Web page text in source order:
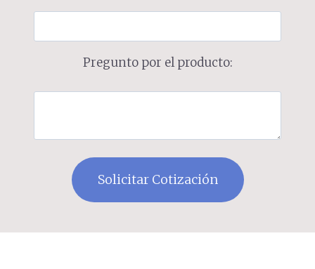
Pregunto por el producto: